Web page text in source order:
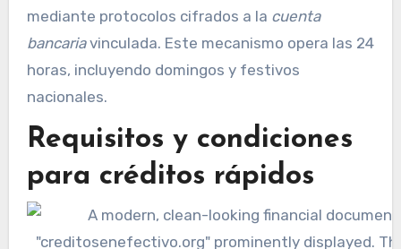
mediante protocolos cifrados a la cuenta
bancariavinculada. Este mecanismo opera las 24
horas, incluyendo domingos y festivos
nacionales.
Requisitos y condiciones
para créditos rápidos